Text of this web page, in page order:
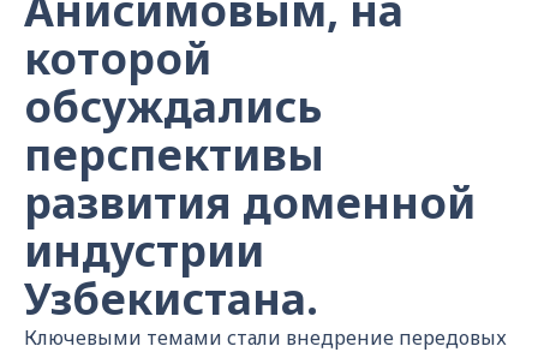
которой
обсуждались
перспективы
развития доменной
индустрии
Узбекистана.
Ключевыми темами стали внедрение передовых